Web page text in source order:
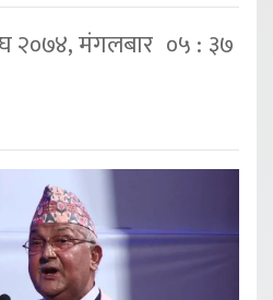
२०७४, मंगलबार ०५ : ३७